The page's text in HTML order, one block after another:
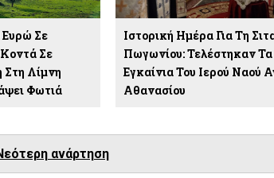
Ευρώ Σε
Σε
Λίμνη
Φωτιά
Ιστορική Ημέρα Για Τη
Πωγωνίου: Τελέστηκαν Τα
Εγκαίνια Του Ιερού Ναού
Αθανασίου
ανάρτηση